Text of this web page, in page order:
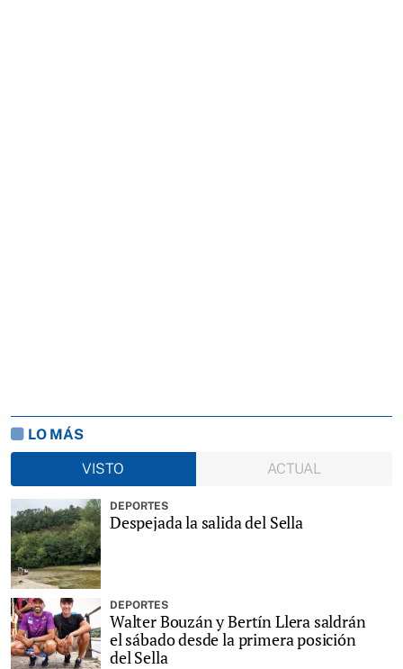
LO MÁS
VISTO
ACTUAL
DEPORTES
Despejada la salida del Sella
DEPORTES
Walter Bouzán y Bertín Llera saldrán
el sábado desde la primera posición
del Sella